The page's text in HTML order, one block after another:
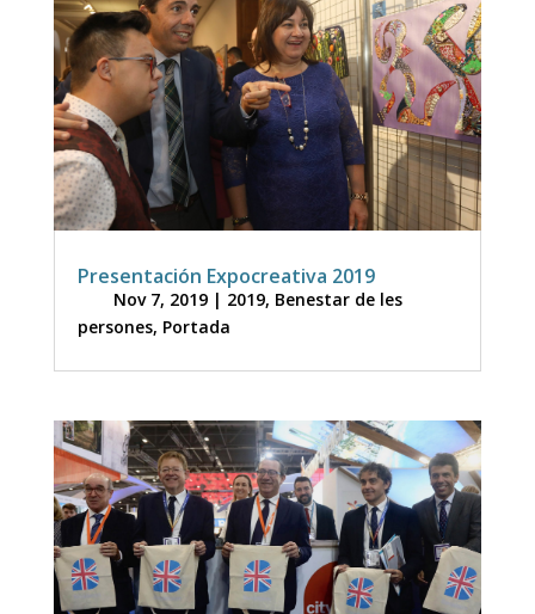
Presentación Expocreativa 2019
Nov 7, 2019| 2019, Benestar de les
persones, Portada